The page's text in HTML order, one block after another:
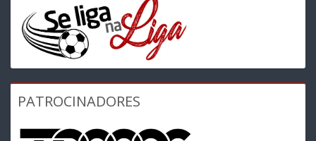
PATROCINADORES